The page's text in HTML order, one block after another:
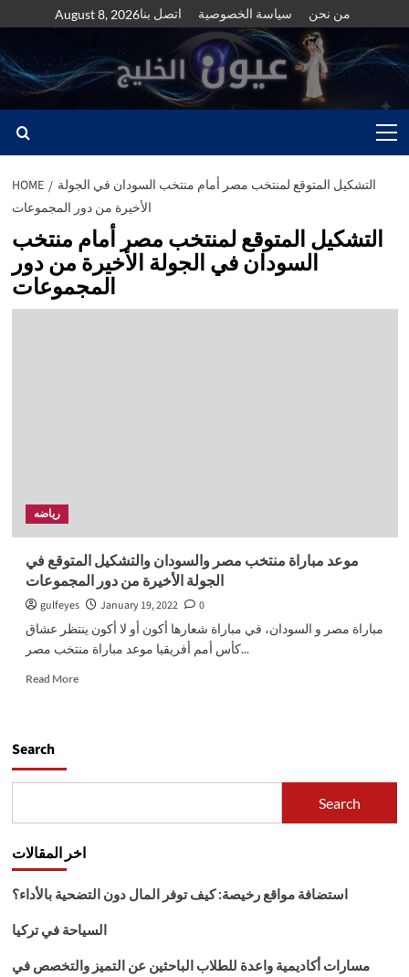
to
content
August 8, 2026اتصل بنا سياسة الخصوصية من نحن
Menu
HOME
التشكيل المتوقع لمنتخب مصر أمام منتخب السودان في الجولة
الأخيرة من دور المجموعات
التشكيل المتوقع لمنتخب مصر أمام منتخب
السودان في الجولة الأخيرة من دور
المجموعات
رياضه
موعد مباراة منتخب مصر والسودان والتشكيل المتوقع في
الجولة الأخيرة من دور المجموعات
gulfeyes January 19, 2022
0
مباراة مصر و السودان، في مباراة شعارها أكون أو لا أكون ينتظر عشاق
كأس أمم أفريقيا موعد مباراة منتخب مصر...
Read MoreRead
مصر
في
من
المجموعات
Search
Search
اخر المقالات
استضافة مواقع رخيصة: كيف توفر المال دون التضحية بالأداء؟
السياحة في تركيا
مسارات أكاديمية واعدة للطلاب الباحثين عن التميز والتخصص في